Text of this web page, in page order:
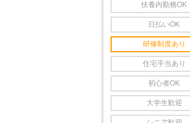
扶養内勤務OK
日払いOK
研修制度あり
住宅手当あり
初心者OK
大学生歓迎